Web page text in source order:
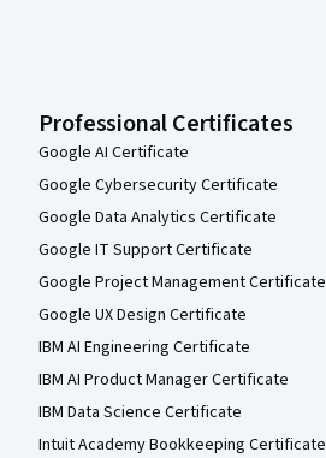
Professional Certificates
Google AI Certificate
Google Cybersecurity Certificate
Google Data Analytics Certificate
Google IT Support Certificate
Google Project Management Certificate
Google UX Design Certificate
IBM AI Engineering Certificate
IBM AI Product Manager Certificate
IBM Data Science Certificate
Intuit Academy Bookkeeping Certificate